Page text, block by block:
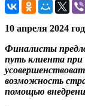
10 апреля 2024
Финалисты
путь клиента при
возможность
помощью